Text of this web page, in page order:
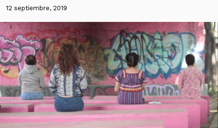
12 septiembre, 2019